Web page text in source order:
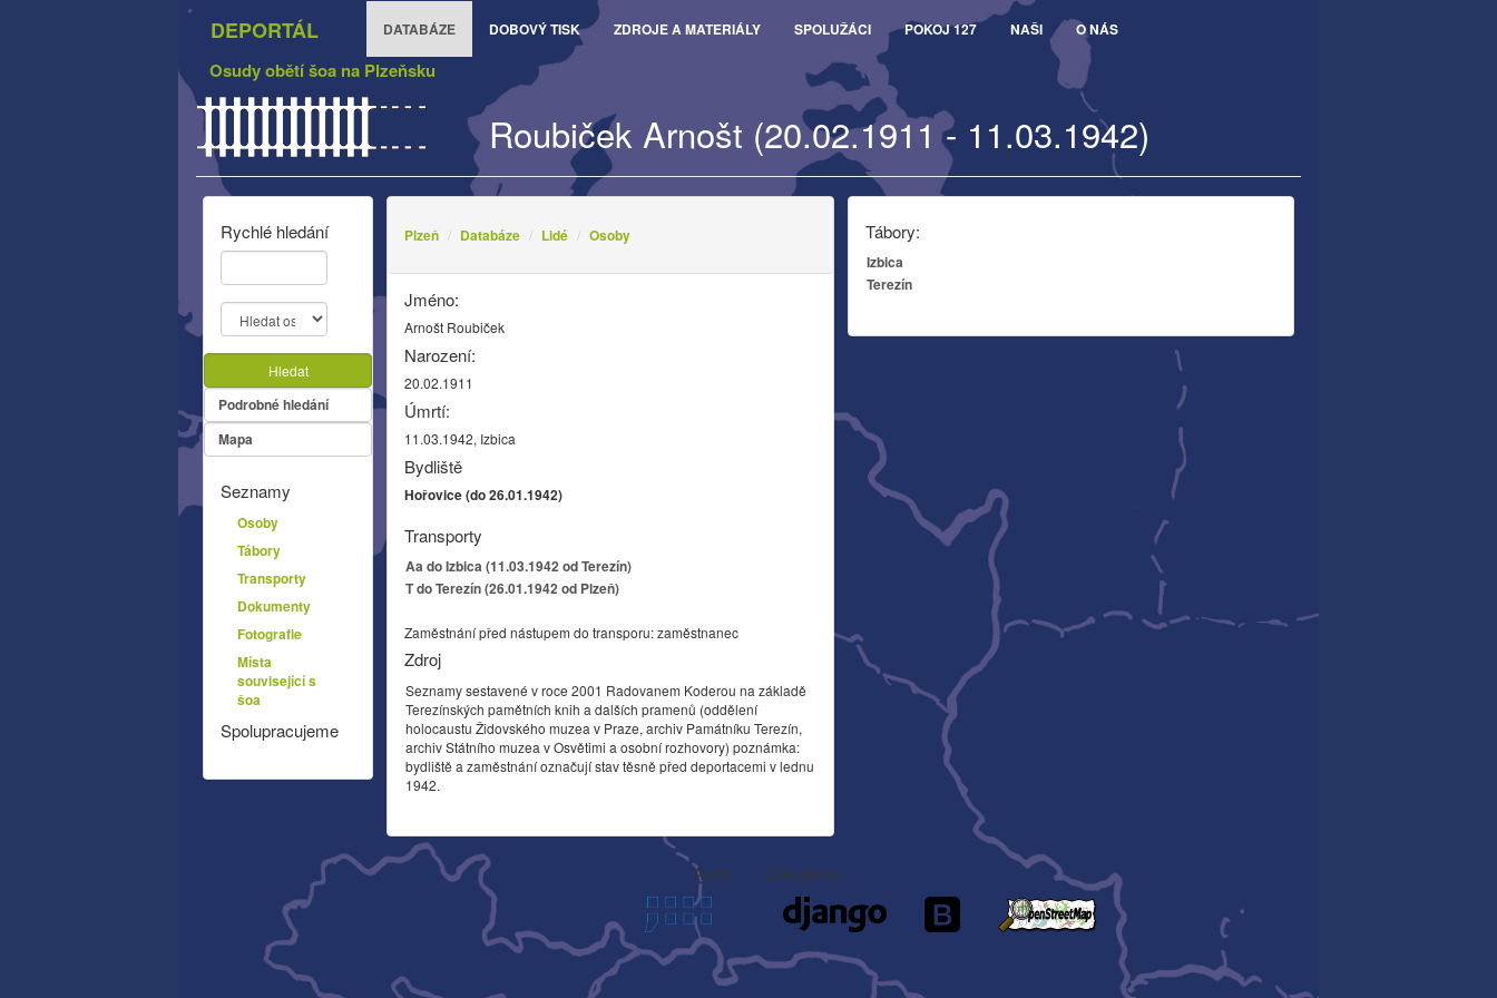
DEPORTÁL DATABÁZE DOBOVÝ TISK ZDROJE A MATERIÁLY SPOLUŽÁCI POKOJ 127 NAŠI O NÁS
Osudy obětí šoa na Plzeňsku
Roubiček Arnošt (20.02.1911 - 11.03.1942)
Tábory:
Izbica
Terezín
Plzeň Databáze Lidé Osoby
Jméno:
Arnošt Roubiček
Narození:
20.02.1911
Úmrtí:
11.03.1942, Izbica
Bydliště
Hořovice (do 26.01.1942)
Transporty
Aa do Izbica (11.03.1942 od Terezín)
T do Terezín (26.01.1942 od Plzeň)
Zaměstnání před nástupem do transporu: zaměstnanec
Zdroj
Seznamy sestavené v roce 2001 Radovanem Koderou na základě
Terezínských pamětních knih a dalších pramenů (oddělení
holocaustu Židovského muzea v Praze, archiv Památníku Terezín,
archiv Státního muzea v Osvětimi a osobní rozhovory) poznámka:
bydliště a zaměstnání označují stav těsně před deportacemi v lednu
1942.
Rychlé hledání
Hledat
Podrobné hledání
Mapa
Seznamy
Osoby
Tábory
Transporty
Dokumenty
Fotografie
Místa
související s
šoa
Spolupracujeme
Autor Děkujeme